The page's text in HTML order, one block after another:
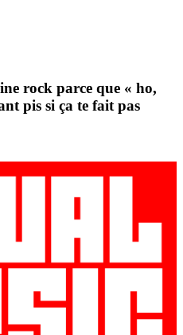
rock parce que « ho,
pis si ça te fait pas